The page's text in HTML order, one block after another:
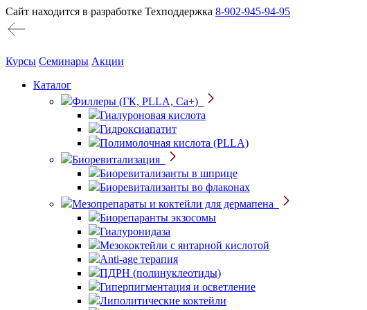
Сайт находится в разработке Техподдержка 8-902-945-94-95
Курсы Семинары Акции
Каталог
Филлеры (ГК, PLLA, Ca+)
Гиалуроновая кислота
Гидроксиапатит
Полимолочная кислота (PLLA)
Биоревитализация
Биоревитализанты в шприце
Биоревитализанты во флаконах
Мезопрепараты и коктейли для дермапена
Биорепаранты экзосомы
Гиалуронидаза
Мезококтейли с янтарной кислотой
Anti-age терапия
ПДРН (полинуклеотиды)
Гиперпигментация и осветление
Липолитические коктейли